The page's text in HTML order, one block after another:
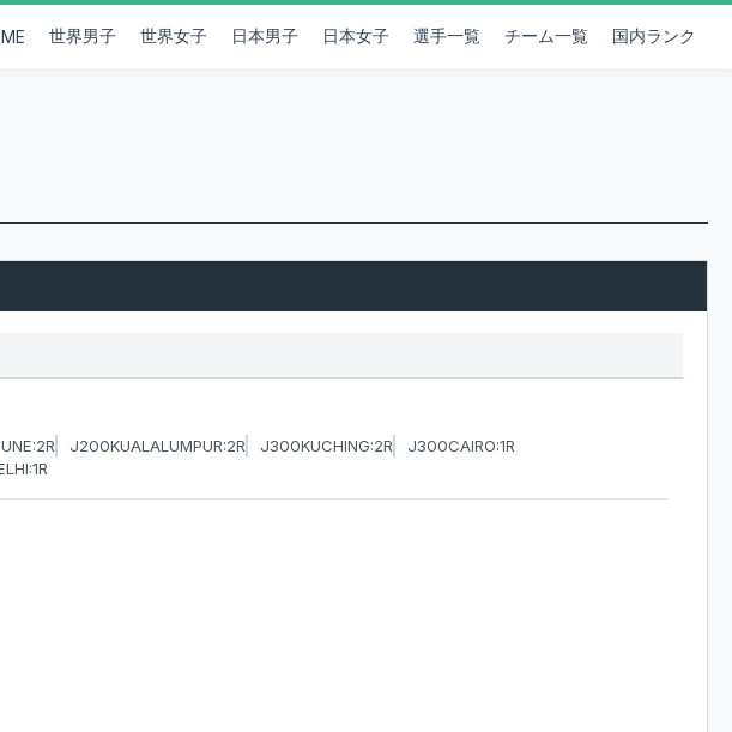
世界男子 世界女子 日本男子 日本女子 選手一覧 チーム一覧 国内ランク
J200KUALALUMPUR:2R J300KUCHING:2R
J300CAIRO:1R